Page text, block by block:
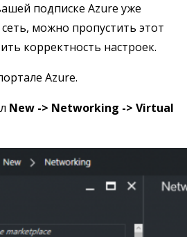
подписке Azure уже
можно пропустить этот
корректность настроек.
Azure.
New -> Networking -> Virtual